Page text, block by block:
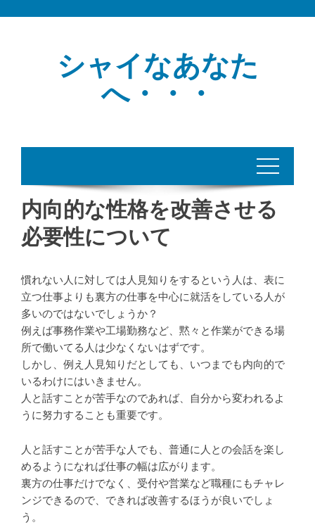
シャイなあなた
へ・・・
内向的な性格を改善させる
必要性について
慣れない人に対しては人見知りをするという人は、表に
立つ仕事よりも裏方の仕事を中心に就活をしている人が
多いのではないでしょうか？
例えば事務作業や工場勤務など、黙々と作業ができる場
所で働いてる人は少なくないはずです。
しかし、例え人見知りだとしても、いつまでも内向的で
いるわけにはいきません。
人と話すことが苦手なのであれば、自分から変われるよ
うに努力することも重要です。
人と話すことが苦手な人でも、普通に人との会話を楽し
めるようになれば仕事の幅は広がります。
裏方の仕事だけでなく、受付や営業など職種にもチャレ
ンジできるので、できれば改善するほうが良いでしょ
う。